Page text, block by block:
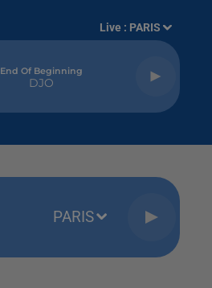
Live : PARIS
End Of Beginning
DJO
PARIS